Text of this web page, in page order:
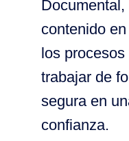
contenido
los
trabajar de
segura en
confianza.